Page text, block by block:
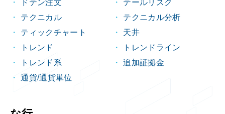
ドテン注文
テールリスク
テクニカル
テクニカル分析
ティックチャート
天井
トレンド
トレンドライン
トレンド系
追加証拠金
通貨/通貨単位